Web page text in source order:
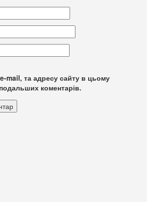
mail, та адресу сайту в цьому
коментарів.